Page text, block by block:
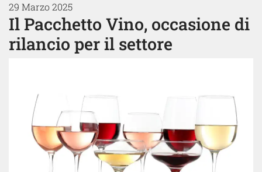
29 Marzo 2025
Il Pacchetto Vino, occasione di
rilancio per il settore